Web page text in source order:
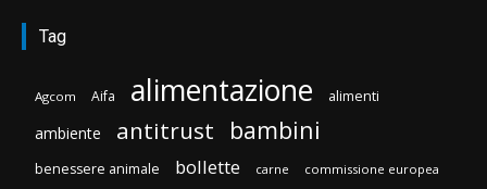
Tag
Agcom Aifa alimentazione alimenti
ambiente antitrust bambini
benessere animale bollette carne commissione europea